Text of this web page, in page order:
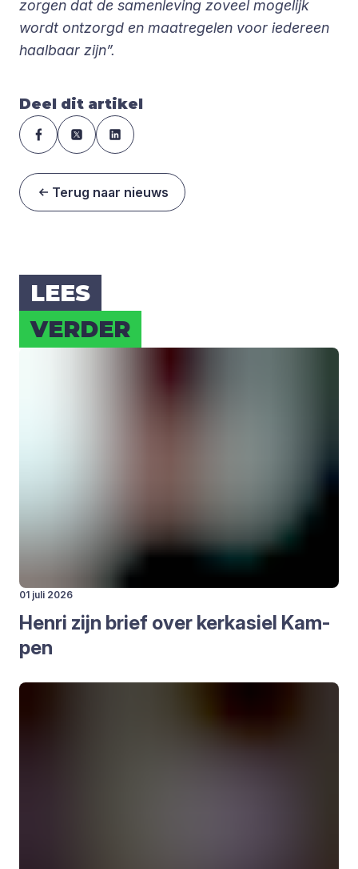
zorgen dat de samenleving zoveel mogelijk
wordt ontzorgd en maatregelen voor iedereen
haalbaar zijn”.
Deel dit artikel
Terug naar nieuws
LEES
VER­DER
01 juli 2026
Hen­ri zijn brief over kerk­asiel Kam­
pen